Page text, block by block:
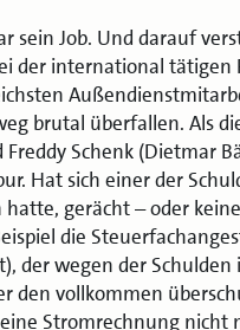
sein Job. Und darauf
der international tätigen
brutal überfallen. Als
Schenk (Dietmar
Hat sich einer der
gerächt – oder
die
der wegen der Schulden
den vollkommen
Stromrechnung nicht